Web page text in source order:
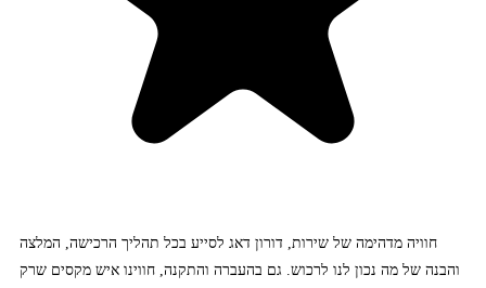
חוויה מדהימה של שירות, דורון דאג לסייע בכל תהליך הרכישה, המלצה
והבנה של מה נכון לנו לרכוש. גם בהעברה והתקנה, חווינו איש מקסים שרק